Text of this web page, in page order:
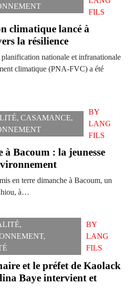
FILS
climatique lancé à
la résilience
nationale et infranationale
climatique (PNA-FVC) a été
,CASAMANCE,
BY
LANG
FILS
à Bacoum : la jeunesse
en terre dimanche à Bacoum, un
à…
,
,
BY
LANG
FILS
et le préfet de Kaolack
Baye intervient et